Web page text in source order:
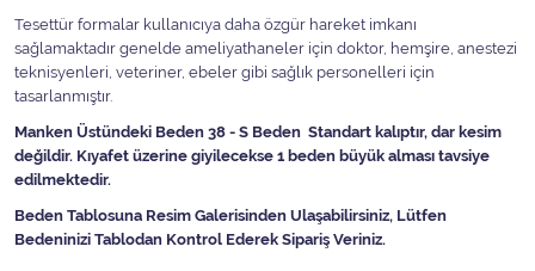
Tesettür formalar kullanıcıya daha özgür hareket imkanı
sağlamaktadır genelde ameliyathaneler için doktor, hemşire, anestezi
teknisyenleri, veteriner, ebeler gibi sağlık personelleri için
tasarlanmıştır.
Manken Üstündeki Beden 38 - S Beden Standart kalıptır, dar kesim
değildir. Kıyafet üzerine giyilecekse 1 beden büyük alması tavsiye
edilmektedir.
Beden Tablosuna Resim Galerisinden Ulaşabilirsiniz, Lütfen
Bedeninizi Tablodan Kontrol Ederek Sipariş Veriniz.